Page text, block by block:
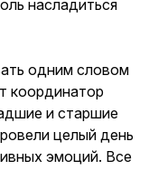
насладиться
одним словом
координатор
и старшие
целый день
эмоций. Все